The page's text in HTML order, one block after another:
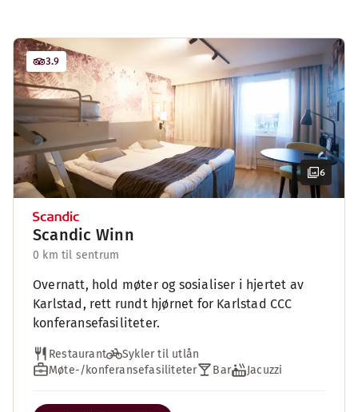
6
3.9
Scandic Winn
0 km til sentrum
Overnatt, hold møter og sosialiser i hjertet av
Karlstad, rett rundt hjørnet for Karlstad CCC
konferansefasiliteter.
Restaurant
Sykler til utlån
Møte-/konferansefasiliteter
Bar Jacuzzi